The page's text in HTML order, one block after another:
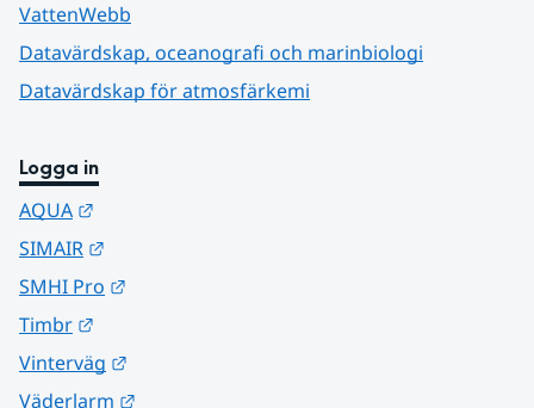
VattenWebb
Datavärdskap, oceanografi och marinbiologi
Datavärdskap för atmosfärkemi
Logga in
AQUA
SIMAIR
SMHI Pro
Timbr
Vinterväg
Väderlarm